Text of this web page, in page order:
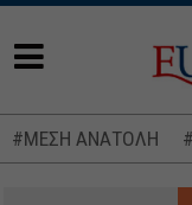
#ΜΕΣΗ ΑΝΑΤΟΛΗ